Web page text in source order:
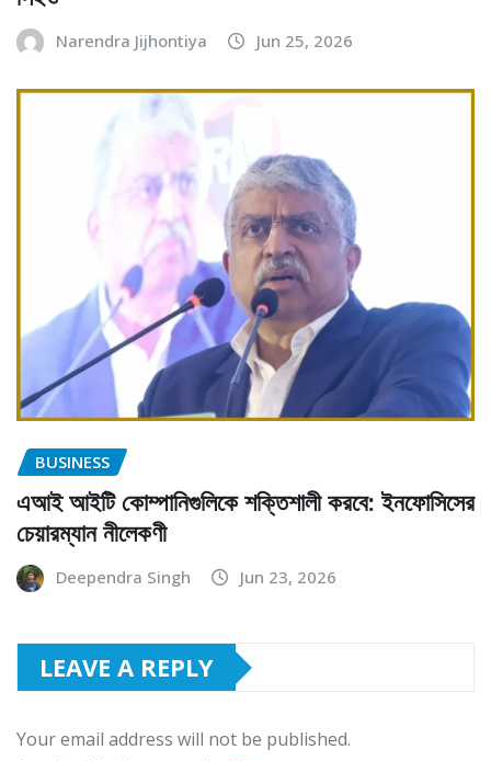
Narendra Jijhontiya Jun 25, 2026
BUSINESS
এআই আইটি কোম্পানিগুলিকে শক্তিশালী করবে: ইনফোসিসের
চেয়ারম্যান নীলেকণী
Deependra Singh Jun 23, 2026
LEAVE A REPLY
Your email address will not be published.